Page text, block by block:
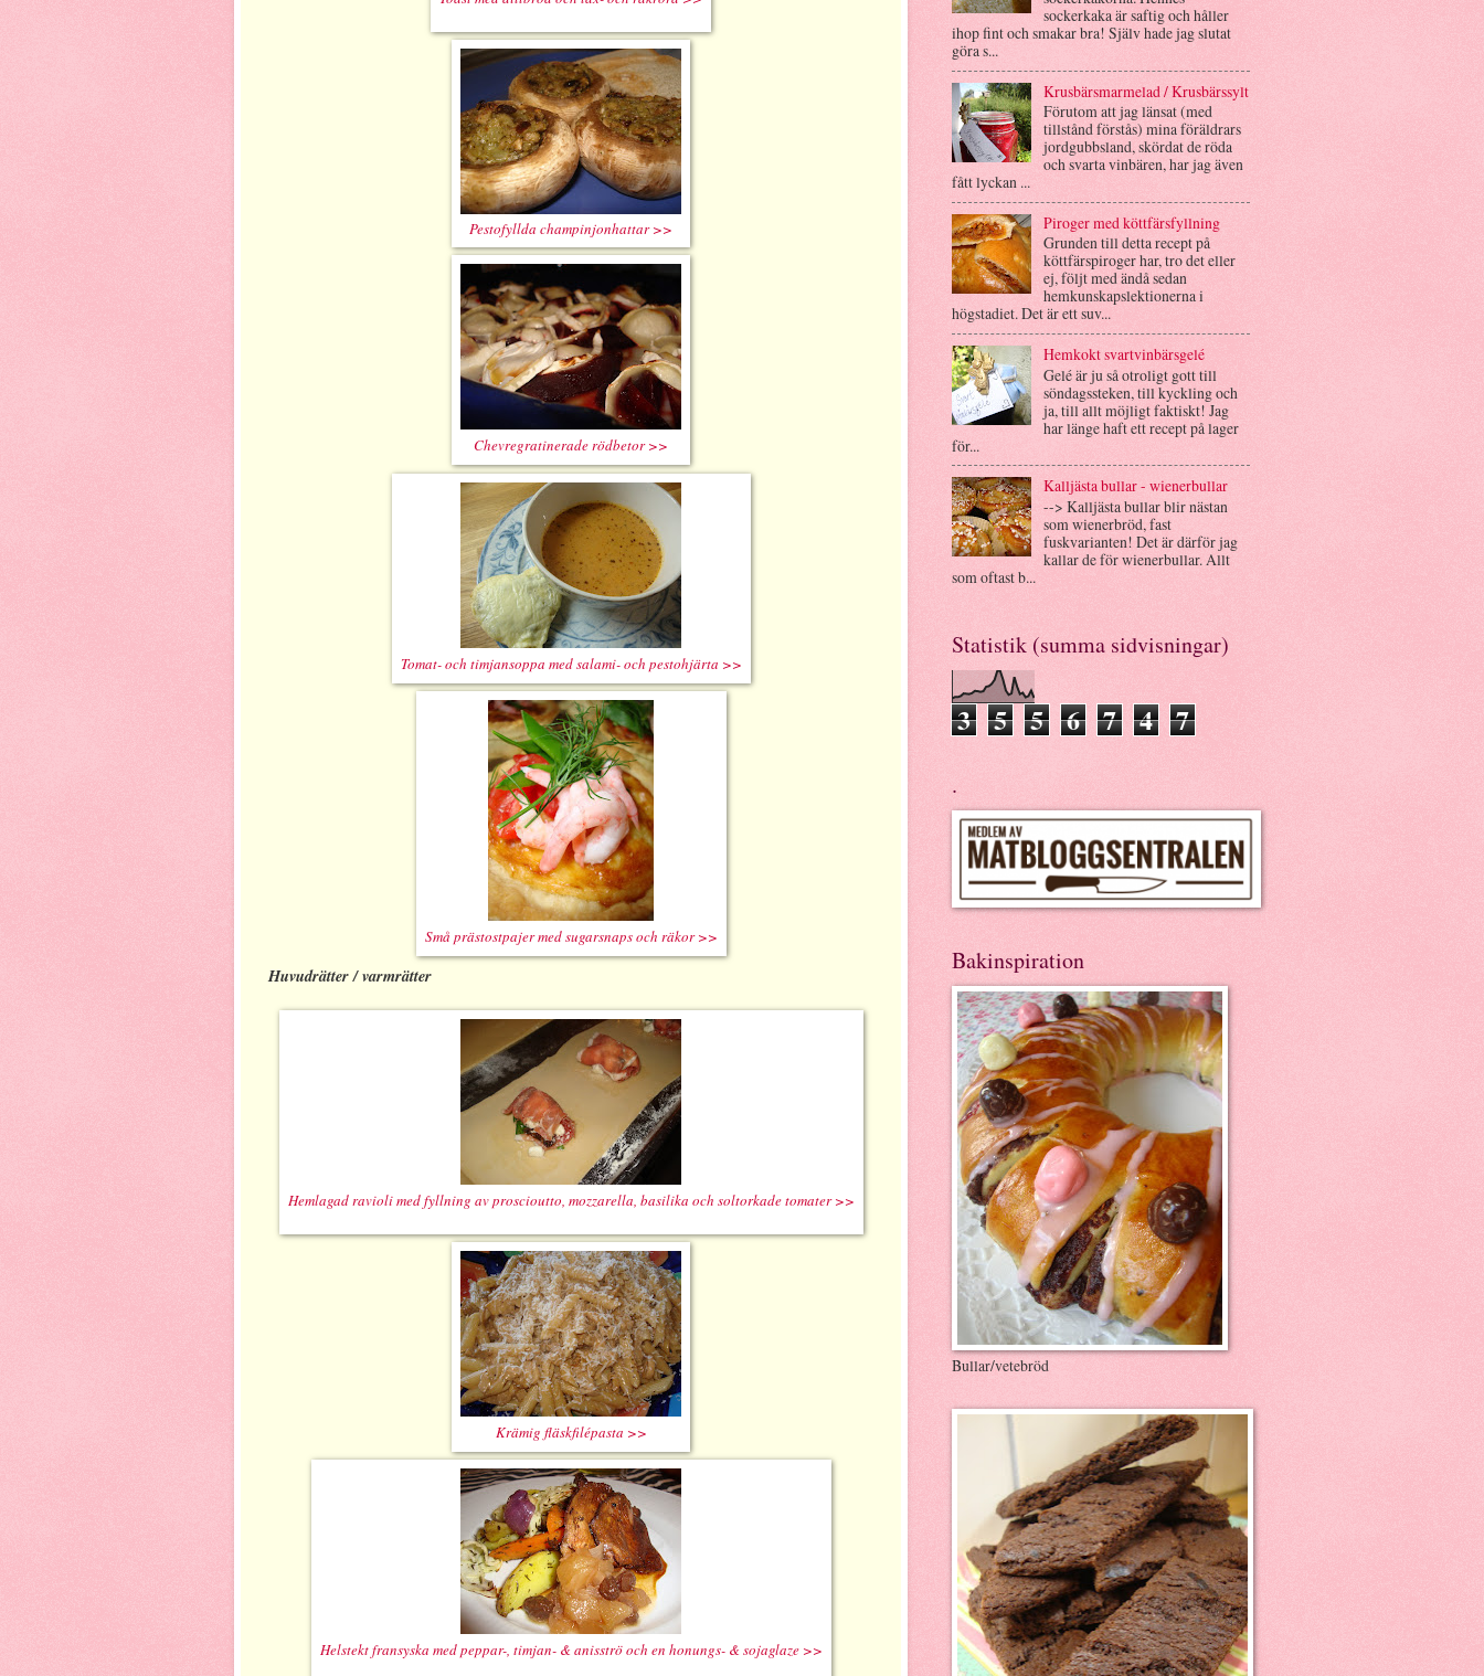
Pestofyllda champinjonhattar >>
Chevregratinerade rödbetor >>
Tomat- och timjansoppa med salami- och pestohjärta >>
Små prästostpajer med sugarsnaps och räkor >>
Huvudrätter / varmrätter
Hemlagad ravioli med fyllning av proscioutto, mozzarella, basilika och soltorkade tomater >>
Krämig fläskfilépasta >>
Helstekt fransyska med peppar-, timjan- & anisströ och en honungs- & sojaglaze >>
sockerkaka är saftig och håller
ihop fint och smakar bra! Själv hade jag slutat
göra s...
Krusbärsmarmelad / Krusbärssylt
Förutom att jag länsat (med
tillstånd förstås) mina föräldrars
jordgubbsland, skördat de röda
och svarta vinbären, har jag även
fått lyckan ...
Piroger med köttfärsfyllning
Grunden till detta recept på
köttfärspiroger har, tro det eller
ej, följt med ändå sedan
hemkunskapslektionerna i
högstadiet. Det är ett suv...
Hemkokt svartvinbärsgelé
Gelé är ju så otroligt gott till
söndagssteken, till kyckling och
ja, till allt möjligt faktiskt! Jag
har länge haft ett recept på lager
för...
Kalljästa bullar - wienerbullar
--> Kalljästa bullar blir nästan
som wienerbröd, fast
fuskvarianten! Det är därför jag
kallar de för wienerbullar. Allt
som oftast b...
Statistik (summa sidvisningar)
3 5 5 6 7 4 7
.
Bakinspiration
Bullar/vetebröd